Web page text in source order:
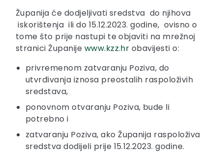
Županija će dodjeljivati sredstva do njihova
iskorištenja ili do 15.12.2023. godine, ovisno o
tome što prije nastupi te objaviti na mrežnoj
stranici Županije www.kzz.hr obavijesti o:
privremenom zatvaranju Poziva, do
utvrđivanja iznosa preostalih raspoloživih
sredstava,
ponovnom otvaranju Poziva, bude li
potrebno i
zatvaranju Poziva, ako Županija raspoloživa
sredstva dodijeli prije 15.12.2023. godine.